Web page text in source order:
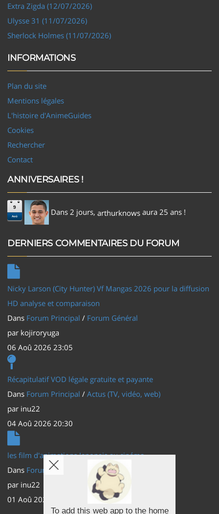
Extra Zigda (12/07/2026)
Ulysse 31 (11/07/2026)
Sherlock Holmes (11/07/2026)
INFORMATIONS
Plan du site
Mentions légales
L'histoire d'AnimeGuides
Cookies
Rechercher
Contact
ANNIVERSAIRES !
9
Aoû Dans 2 jours, arthurknows aura 25 ans !
DERNIERS COMMENTAIRES DU FORUM
Nicky Larson (City Hunter) Vf Mangas 2026 pour la diffusion
HD analyse et comparaison
Dans Forum Principal / Forum Général
par kojiroryuga
06 Aoû 2026 23:05
Récapitulatif VOD légale gratuite et payante
Dans Forum Principal / Actus (TV, vidéo, web)
par inu22
04 Aoû 2026 20:30
les film d'animations Japonais au cinéma
Dans Forum Principal
Actus (TV, vidéo, web)
par inu22
01 Aoû 2026 20:56
To add this web app to the home